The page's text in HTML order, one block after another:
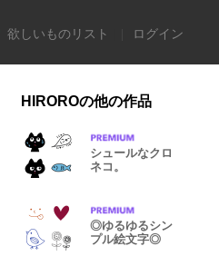
欲しいものリスト ログイン
HIROROの他の作品
シュールなクロ
ネコ。
◎ゆるゆるシン
プル絵文字◎